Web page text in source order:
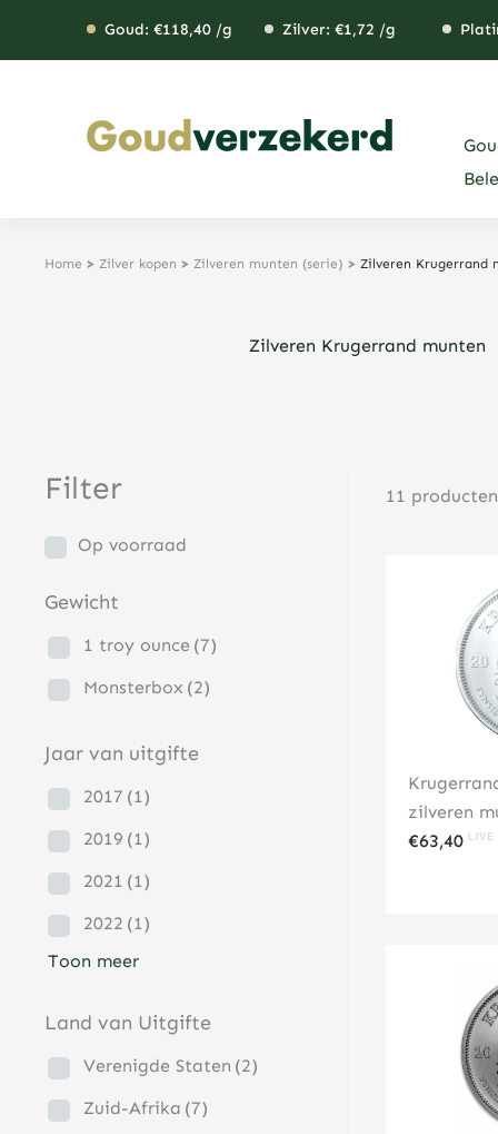
Goud: €118,40 /g Zilver: €1,72 /g
Home > Zilver kopen > Zilveren munten (serie) > Zilveren Krugerrand
Zilveren Krugerrand munten
Filter
Op voorraad
Gewicht
1 troy ounce (7)
Monsterbox (2)
Jaar van uitgifte
2017 (1)
2019 (1)
2021 (1)
2022 (1)
Toon meer
Land van Uitgifte
Verenigde Staten (2)
Zuid-Afrika (7)
11
zilveren
€63,40